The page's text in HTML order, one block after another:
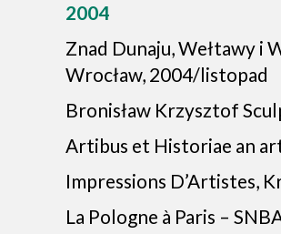
2004
Znad Dunaju, Wełtawy i
Wrocław, 2004/listopad
Bronisław Krzysztof
Artibus et Historiae an
Impressions D’Artistes,
La Pologne à Paris –